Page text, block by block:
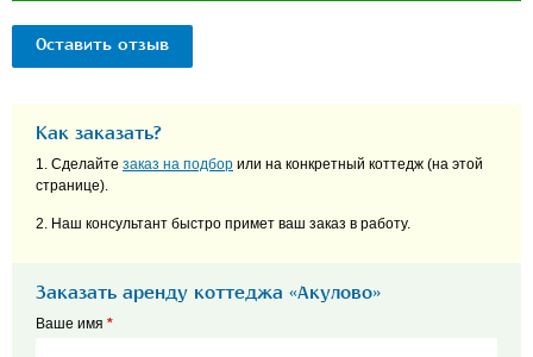
Оставить отзыв
Как заказать?
1. Сделайте заказ на подбор или на конкретный коттедж (на этой
странице).
2. Наш консультант быстро примет ваш заказ в работу.
Заказать аренду коттеджа «Акулово»
Ваше имя *